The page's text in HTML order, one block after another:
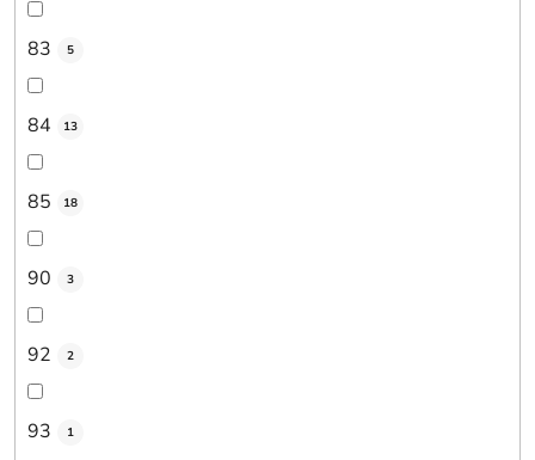
83 5
84 13
85 18
90 3
92 2
93 1